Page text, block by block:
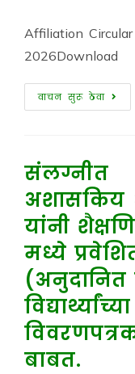
Affiliation
2026Download
वाचन सुरू ठेवा
संलग्नीत
अशासकिय
यांनी
मध्ये
(अनुदानित
बाबत.